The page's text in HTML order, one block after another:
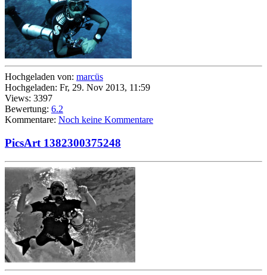
Hochgeladen von: marcüs
Hochgeladen: Fr, 29. Nov 2013, 11:59
Views: 3397
Bewertung: 6.2
Kommentare: Noch keine Kommentare
PicsArt 1382300375248